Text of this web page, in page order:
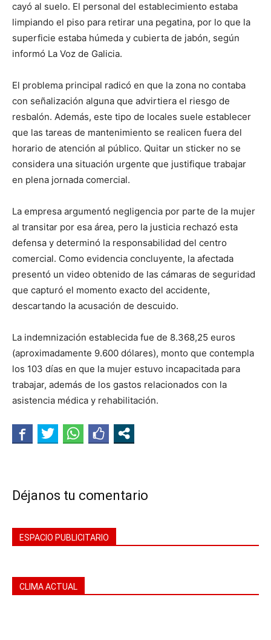
cayó al suelo. El personal del establecimiento estaba
limpiando el piso para retirar una pegatina, por lo que la
superficie estaba húmeda y cubierta de jabón, según
informó La Voz de Galicia.
El problema principal radicó en que la zona no contaba
con señalización alguna que advirtiera el riesgo de
resbalón. Además, este tipo de locales suele establecer
que las tareas de mantenimiento se realicen fuera del
horario de atención al público. Quitar un sticker no se
considera una situación urgente que justifique trabajar
en plena jornada comercial.
La empresa argumentó negligencia por parte de la mujer
al transitar por esa área, pero la justicia rechazó esta
defensa y determinó la responsabilidad del centro
comercial. Como evidencia concluyente, la afectada
presentó un video obtenido de las cámaras de seguridad
que capturó el momento exacto del accidente,
descartando la acusación de descuido.
La indemnización establecida fue de 8.368,25 euros
(aproximadamente 9.600 dólares), monto que contempla
los 103 días en que la mujer estuvo incapacitada para
trabajar, además de los gastos relacionados con la
asistencia médica y rehabilitación.
Déjanos tu comentario
ESPACIO PUBLICITARIO
CLIMA ACTUAL